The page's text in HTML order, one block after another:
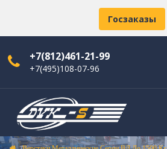
Госзаказы
+7(812)461-21-99
+7(495)108-07-96